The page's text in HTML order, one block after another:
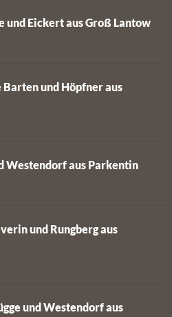
und Eickert aus Groß Lantow
Barten und Höpfner aus
Westendorf aus Parkentin
und Rungberg aus
und Westendorf aus